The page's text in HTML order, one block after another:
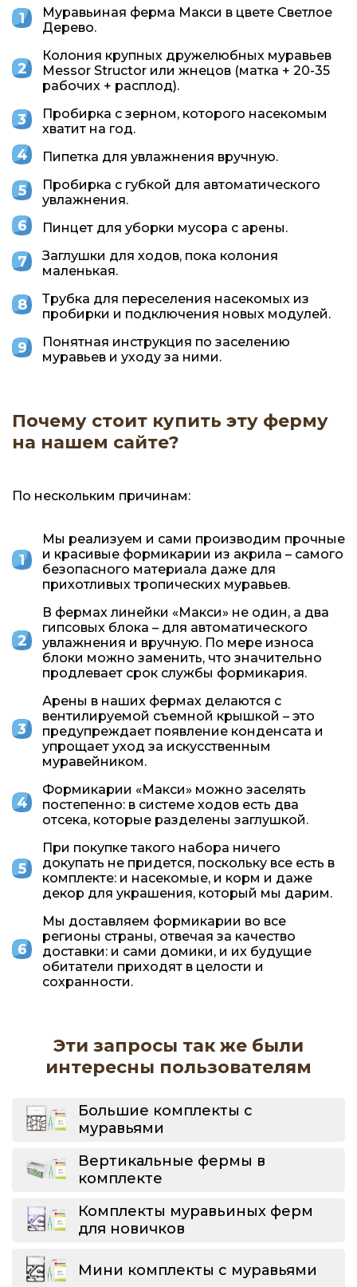
Муравьиная ферма Макси в цвете Светлое
Дерево.
Колония крупных дружелюбных муравьев
Messor Structor или жнецов (матка + 20-35
рабочих + расплод).
Пробирка с зерном, которого насекомым
хватит на год.
Пипетка для увлажнения вручную.
Пробирка с губкой для автоматического
увлажнения.
Пинцет для уборки мусора с арены.
Заглушки для ходов, пока колония
маленькая.
Трубка для переселения насекомых из
пробирки и подключения новых модулей.
Понятная инструкция по заселению
муравьев и уходу за ними.
Почему стоит купить эту ферму
на нашем сайте?
По нескольким причинам:
Мы реализуем и сами производим прочные
и красивые формикарии из акрила – самого
безопасного материала даже для
прихотливых тропических муравьев.
В фермах линейки «Макси» не один, а два
гипсовых блока – для автоматического
увлажнения и вручную. По мере износа
блоки можно заменить, что значительно
продлевает срок службы формикария.
Арены в наших фермах делаются с
вентилируемой съемной крышкой – это
предупреждает появление конденсата и
упрощает уход за искусственным
муравейником.
Формикарии «Макси» можно заселять
постепенно: в системе ходов есть два
отсека, которые разделены заглушкой.
При покупке такого набора ничего
докупать не придется, поскольку все есть в
комплекте: и насекомые, и корм и даже
декор для украшения, который мы дарим.
Мы доставляем формикарии во все
регионы страны, отвечая за качество
доставки: и сами домики, и их будущие
обитатели приходят в целости и
сохранности.
Эти запросы так же были
интересны пользователям
Большие комплекты с
муравьями
Вертикальные фермы в
комплекте
Комплекты муравьиных ферм
для новичков
Мини комплекты с муравьями